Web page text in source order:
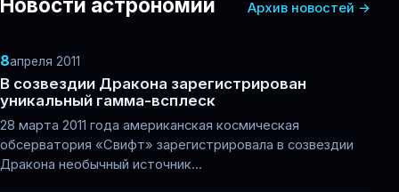
Новости астрономии Архив новостей →
8апреля 2011
В созвездии Дракона зарегистрирован
уникальный гамма-всплеск
28 марта 2011 года американская космическая
обсерватория «Свифт» зарегистрировала в созвездии
Дракона необычный источник…